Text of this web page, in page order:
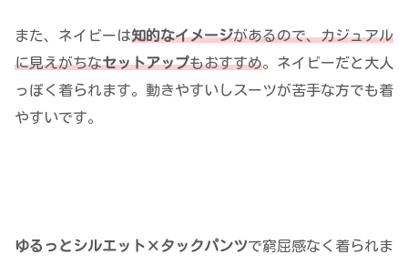
また、ネイビーは知的なイメージがあるので、カジュアル
に見えがちなセットアップもおすすめ。ネイビーだと大人
っぽく着られます。動きやすいしスーツが苦手な方でも着
やすいです。
ゆるっとシルエット×タックパンツで窮屈感なく着られま